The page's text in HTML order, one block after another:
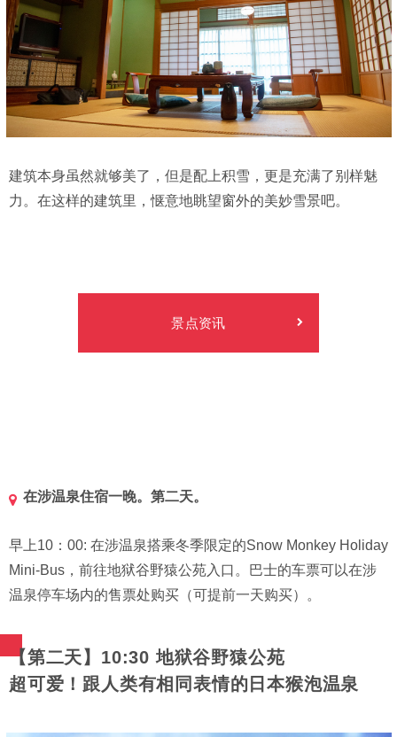
建筑本身虽然就够美了，但是配上积雪，更是充满了别样魅
力。在这样的建筑里，惬意地眺望窗外的美妙雪景吧。
景点资讯
在涉温泉住宿一晚。第二天。
早上10：00: 在涉温泉搭乘冬季限定的Snow Monkey Holiday
Mini-Bus，前往地狱谷野猿公苑入口。巴士的车票可以在涉
温泉停车场内的售票处购买（可提前一天购买）。
【第二天】10:30 地狱谷野猿公苑
超可爱！跟人类有相同表情的日本猴泡温泉